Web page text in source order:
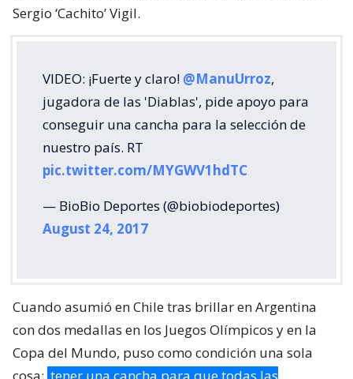
Sergio ‘Cachito’ Vigil.
VIDEO: ¡Fuerte y claro! @ManuUrroz,
jugadora de las 'Diablas', pide apoyo para
conseguir una cancha para la selección de
nuestro país. RT
pic.twitter.com/MYGWV1hdTC
— BioBio Deportes (@biobiodeportes)
August 24, 2017
Cuando asumió en Chile tras brillar en Argentina
con dos medallas en los Juegos Olímpicos y en la
Copa del Mundo, puso como condición una sola